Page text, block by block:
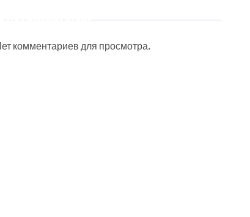
комментариев для просмотра.